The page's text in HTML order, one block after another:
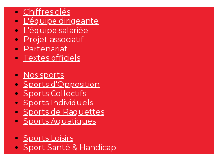
Chiffres clés
L'équipe dirigeante
L'équipe salariée
Projet associatif
Partenariat
Textes officiels
Nos sports
Sports d'Opposition
Sports Collectifs
Sports Individuels
Sports de Raquettes
Sports Aquatiques
Sports Loisirs
Sport Santé & Handicap